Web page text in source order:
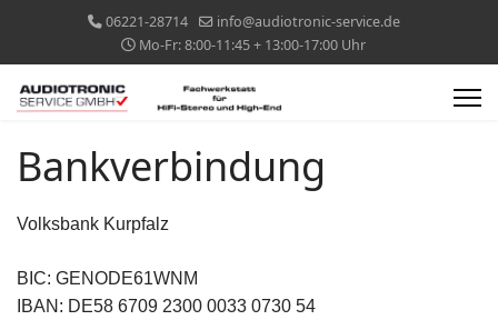
06221-28714
info@audiotronic-service.de
Mo-Fr: 8:00-11:45 + 13:00-17:00 Uhr
Bankverbindung
Volksbank Kurpfalz
BIC: GENODE61WNM
IBAN: DE58 6709 2300 0033 0730 54